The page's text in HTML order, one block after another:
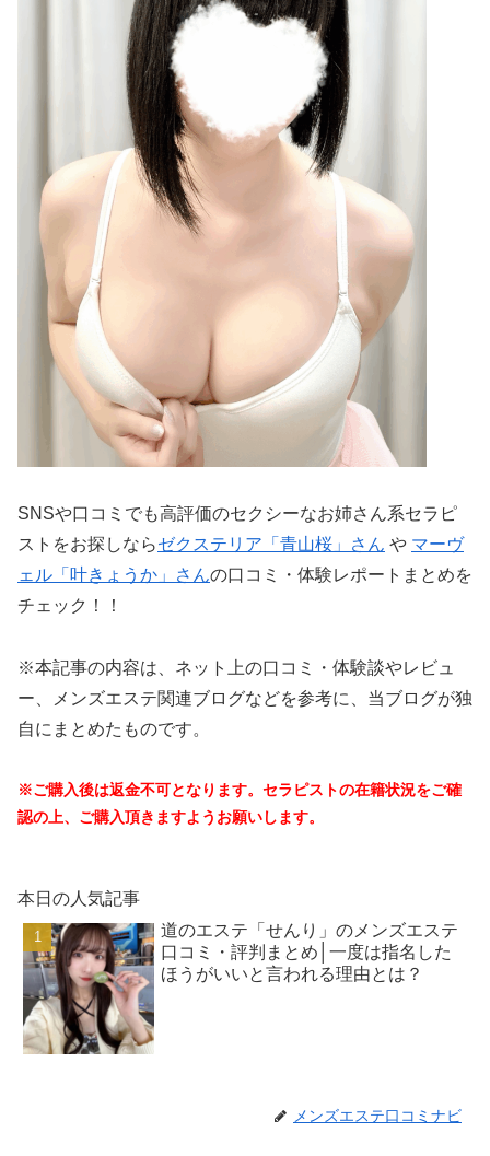
SNSや口コミでも高評価のセクシーなお姉さん系セラピ
ストをお探しならゼクステリア「青山桜」さん や マーヴ
ェル「叶きょうか」さんの口コミ・体験レポートまとめを
チェック！！
※本記事の内容は、ネット上の口コミ・体験談やレビュ
ー、メンズエステ関連ブログなどを参考に、当ブログが独
自にまとめたものです。
※ご購入後は返金不可となります。セラピストの在籍状況をご確
認の上、ご購入頂きますようお願いします。
本日の人気記事
道のエステ「せんり」のメンズエステ
口コミ・評判まとめ│一度は指名した
ほうがいいと言われる理由とは？
メンズエステ口コミナビ